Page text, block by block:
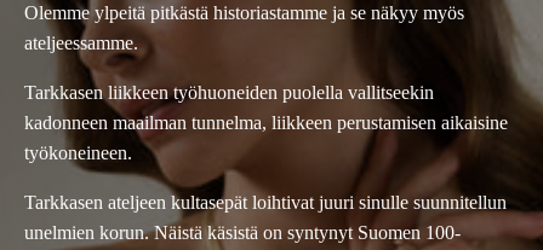
Olemme ylpeitä pitkästä historiastamme ja se näkyy myös
ateljeessamme.
Tarkkasen liikkeen työhuoneiden puolella vallitseekin
kadonneen maailman tunnelma, liikkeen perustamisen aikaisine
työkoneineen.
Tarkkasen ateljeen kultasepät loihtivat juuri sinulle suunnitellun
unelmien korun. Näistä käsistä on syntynyt Suomen 100-